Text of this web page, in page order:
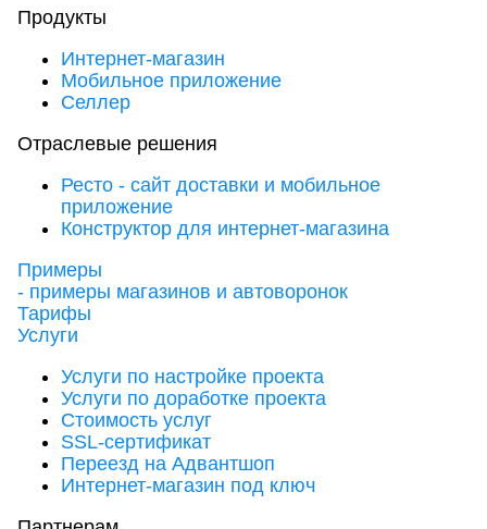
Продукты
Интернет-магазин
Мобильное приложение
Селлер
Отраслевые решения
Ресто - сайт доставки и мобильное
приложение
Конструктор для интернет-магазина
Примеры
- примеры магазинов и автоворонок
Тарифы
Услуги
Услуги по настройке проекта
Услуги по доработке проекта
Стоимость услуг
SSL-сертификат
Переезд на Адвантшоп
Интернет-магазин под ключ